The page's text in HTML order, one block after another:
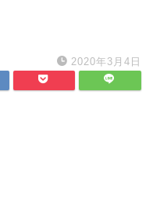
2020年3月4日